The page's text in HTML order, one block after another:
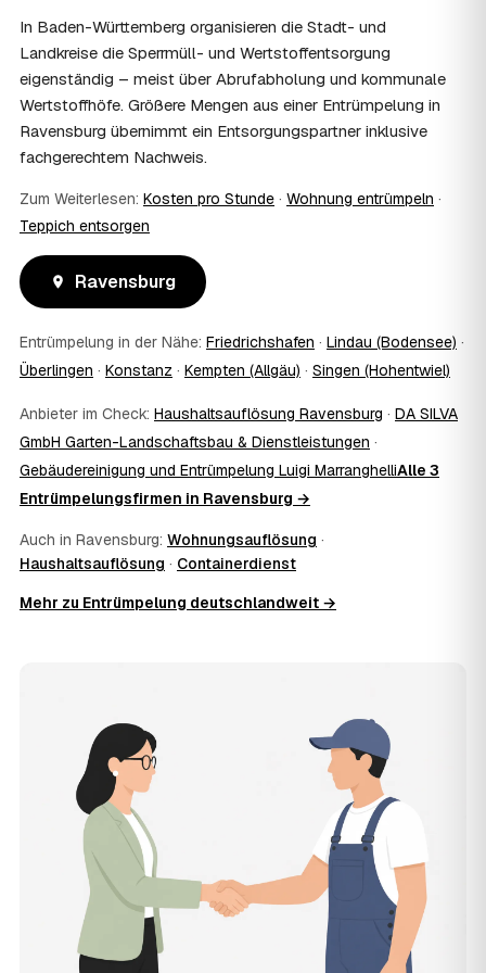
und holen die Kostenübernahme schriftlich ein. AWL
Zentrum vermittelt die Entrümpler, entscheidet aber nicht
über die Kostenübernahme.
08 Bekomme ich einen Entsorgungsnachweis?
Ja. Die Partner entsorgen über zugelassene Höfe und
stellen auf Wunsch einen Entsorgungsnachweis aus —
oder die eigene Dokumentation.
09 Muss ich bei der Entrümpelung anwesend sein?
Nicht zwingend. Viele Kunden in Ravensburg sind nur zur
Übergabe und zum Abschluss vor Ort; den genauen
Ablauf — etwa die Schlüsselübergabe — stimmen Sie
10 Was ist im Festpreis enthalten?
Der Festpreis deckt in der Regel das komplette
fachgerechte Entsorgung ab — auf Wunsch inklusive
besenreiner Übergabe. Es gibt keine versteckten
Zusatzkosten: Was vereinbart ist, gilt. Anrechenbare
11
Was kostet die Anfrage über AWL Zentrum?
Die Anfrage ist kostenlos und unverbindlich. AWL
Zentrum ist Vermittler: Sie schildern einmal, was raus
Entrümpler aus Ravensburg zum Vergleichen. Bezahlt wird
die Kosten in Ravensburg bei etwa 1.840 €, das
entspricht im Schnitt rund 33,1 € je Quadratmeter.
Zugänglichkeit (Etage, Aufzug), Menge und Sperrmüllanteil
verschieben den Preis nach oben oder unten — den
genauen Festpreis nennt Ihnen der Entrümpler nach
kurzer Beschreibung.
Werden Entrümpelungen in Ravensburg in
Zukunft teurer?
Seit 2020 verlief die Preisentwicklung in Ravensburg
fallend (−9 %), mit dem bisherigen Höchststand im Jahr
2023. Eine Prognose lässt sich daraus nicht ableiten,
In Baden-Württemberg organisieren die Stadt- und
Landkreise die Sperrmüll- und Wertstoffentsorgung
eigenständig – meist über Abrufabholung und kommunale
Wertstoffhöfe. Größere Mengen aus einer Entrümpelung in
Ravensburg übernimmt ein Entsorgungspartner inklusive
fachgerechtem Nachweis.
Zum Weiterlesen: Kosten pro Stunde · Wohnung entrümpeln ·
Teppich entsorgen
Ravensburg
Entrümpelung in der Nähe: Friedrichshafen · Lindau (Bodensee) ·
Überlingen · Konstanz · Kempten (Allgäu) · Singen (Hohentwiel)
Anbieter im Check: Haushaltsauflösung Ravensburg · DA SILVA
GmbH Garten-Landschaftsbau & Dienstleistungen ·
Gebäudereinigung und Entrümpelung Luigi MarranghelliAlle 3
Entrümpelungsfirmen in Ravensburg →
Auch in Ravensburg: Wohnungsauflösung ·
Haushaltsauflösung · Containerdienst
Mehr zu Entrümpelung deutschlandweit →